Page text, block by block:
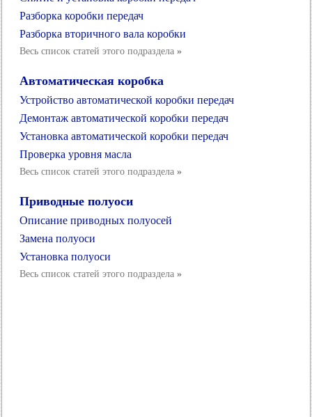
Разборка коробки передач
Разборка вторичного вала коробки
Весь список статей этого подраздела »
Автоматическая коробка
Устройство автоматической коробки передач
Демонтаж автоматической коробки передач
Установка автоматической коробки передач
Проверка уровня масла
Весь список статей этого подраздела »
Приводные полуоси
Описание приводных полуосей
Замена полуоси
Установка полуоси
Весь список статей этого подраздела »